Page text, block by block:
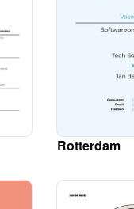
Rotterdam